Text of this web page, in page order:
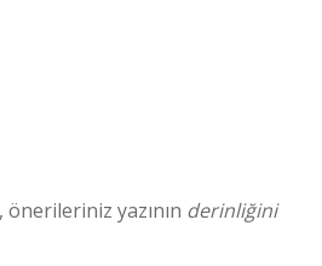
yazının derinliğini